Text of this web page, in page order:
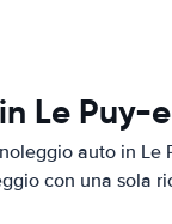
Le Puy-
auto in Le
con una sola